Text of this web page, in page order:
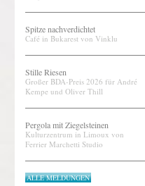
Spitze nachverdichtet
Café in Bukarest von Vinklu
Stille Riesen
Großer BDA-Preis 2026 für André
Kempe und Oliver Thill
Pergola mit Ziegelsteinen
Kulturzentrum in Limoux von
Ferrier Marchetti Studio
ALLE MELDUNGEN